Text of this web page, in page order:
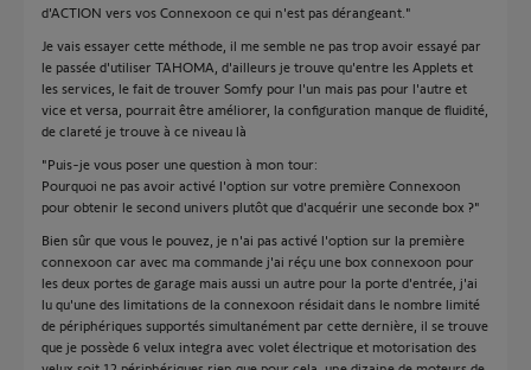
d'ACTION vers vos Connexoon ce qui n'est pas dérangeant."
Je vais essayer cette méthode, il me semble ne pas trop avoir essayé par
le passée d'utiliser TAHOMA, d'ailleurs je trouve qu'entre les Applets et
les services, le fait de trouver Somfy pour l'un mais pas pour l'autre et
vice et versa, pourrait être améliorer, la configuration manque de fluidité,
de clareté je trouve à ce niveau là
"Puis-je vous poser une question à mon tour:
Pourquoi ne pas avoir activé l'option sur votre première Connexoon
pour obtenir le second univers plutôt que d'acquérir une seconde box ?"
Bien sûr que vous le pouvez, je n'ai pas activé l'option sur la première
connexoon car avec ma commande j'ai réçu une box connexoon pour
les deux portes de garage mais aussi un autre pour la porte d'entrée, j'ai
lu qu'une des limitations de la connexoon résidait dans le nombre limité
de périphériques supportés simultanément par cette dernière, il se trouve
que je possède 6 velux integra avec volet électrique et motorisation des